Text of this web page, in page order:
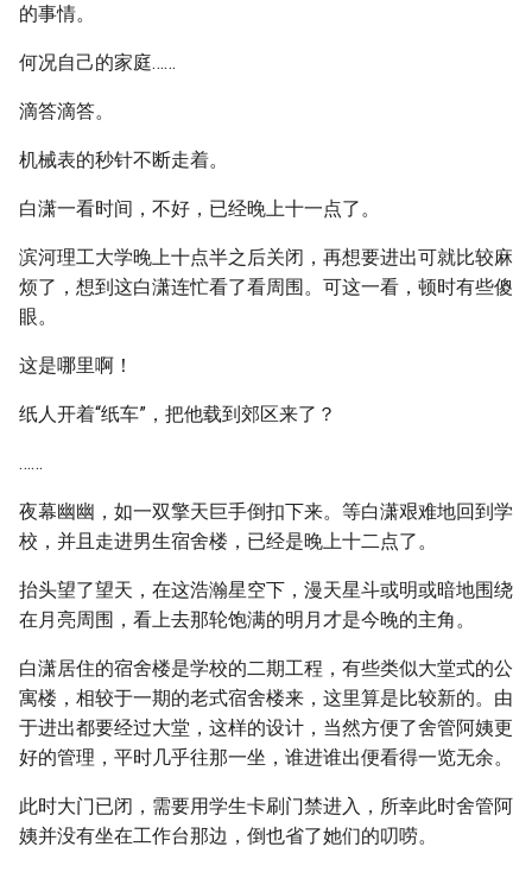
的事情。
何况自己的家庭……
滴答滴答。
机械表的秒针不断走着。
白潇一看时间，不好，已经晚上十一点了。
滨河理工大学晚上十点半之后关闭，再想要进出可就比较麻
烦了，想到这白潇连忙看了看周围。可这一看，顿时有些傻
眼。
这是哪里啊！
纸人开着“纸车”，把他载到郊区来了？
……
夜幕幽幽，如一双擎天巨手倒扣下来。等白潇艰难地回到学
校，并且走进男生宿舍楼，已经是晚上十二点了。
抬头望了望天，在这浩瀚星空下，漫天星斗或明或暗地围绕
在月亮周围，看上去那轮饱满的明月才是今晚的主角。
白潇居住的宿舍楼是学校的二期工程，有些类似大堂式的公
寓楼，相较于一期的老式宿舍楼来，这里算是比较新的。由
于进出都要经过大堂，这样的设计，当然方便了舍管阿姨更
好的管理，平时几乎往那一坐，谁进谁出便看得一览无余。
此时大门已闭，需要用学生卡刷门禁进入，所幸此时舍管阿
姨并没有坐在工作台那边，倒也省了她们的叨唠。